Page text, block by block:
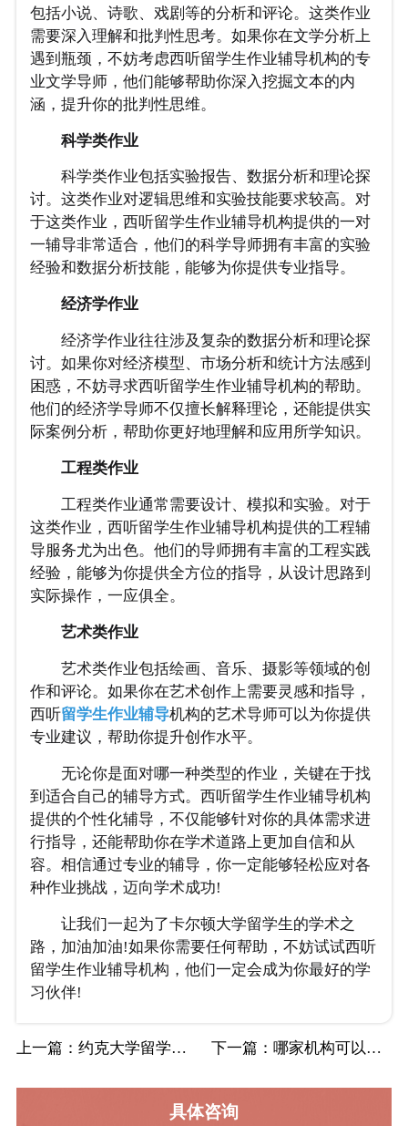
包括小说、诗歌、戏剧等的分析和评论。这类作业
需要深入理解和批判性思考。如果你在文学分析上
遇到瓶颈，不妨考虑西听留学生作业辅导机构的专
业文学导师，他们能够帮助你深入挖掘文本的内
涵，提升你的批判性思维。
科学类作业
科学类作业包括实验报告、数据分析和理论探
讨。这类作业对逻辑思维和实验技能要求较高。对
于这类作业，西听留学生作业辅导机构提供的一对
一辅导非常适合，他们的科学导师拥有丰富的实验
经验和数据分析技能，能够为你提供专业指导。
经济学作业
经济学作业往往涉及复杂的数据分析和理论探
讨。如果你对经济模型、市场分析和统计方法感到
困惑，不妨寻求西听留学生作业辅导机构的帮助。
他们的经济学导师不仅擅长解释理论，还能提供实
际案例分析，帮助你更好地理解和应用所学知识。
工程类作业
工程类作业通常需要设计、模拟和实验。对于
这类作业，西听留学生作业辅导机构提供的工程辅
导服务尤为出色。他们的导师拥有丰富的工程实践
经验，能够为你提供全方位的指导，从设计思路到
实际操作，一应俱全。
艺术类作业
艺术类作业包括绘画、音乐、摄影等领域的创
作和评论。如果你在艺术创作上需要灵感和指导，
西听留学生作业辅导机构的艺术导师可以为你提供
专业建议，帮助你提升创作水平。
无论你是面对哪一种类型的作业，关键在于找
到适合自己的辅导方式。西听留学生作业辅导机构
提供的个性化辅导，不仅能够针对你的具体需求进
行指导，还能帮助你在学术道路上更加自信和从
容。相信通过专业的辅导，你一定能够轻松应对各
种作业挑战，迈向学术成功!
让我们一起为了卡尔顿大学留学生的学术之
路，加油加油!如果你需要任何帮助，不妨试试西听
留学生作业辅导机构，他们一定会成为你最好的学
习伙伴!
上一篇 ：约克大学留学生都学什么课程？ 下一篇 ：哪家机构可以对马来西亚国民大学国际商务专…
具体咨询